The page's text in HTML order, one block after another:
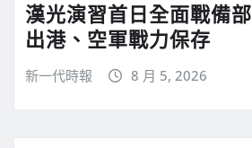
漢光演習首日全面戰備
出港、空軍戰力保存
新一代時報 8 月 5, 2026